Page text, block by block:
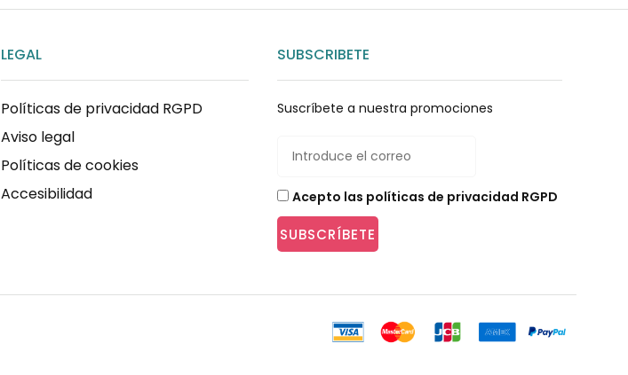
LEGAL
Políticas de privacidad RGPD
Aviso legal
Políticas de cookies
Accesibilidad
SUBSCRIBETE
Suscríbete a nuestra promociones
Acepto las políticas de privacidad RGPD
SUBSCRÍBETE